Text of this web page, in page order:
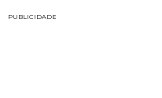
PUBLICIDADE